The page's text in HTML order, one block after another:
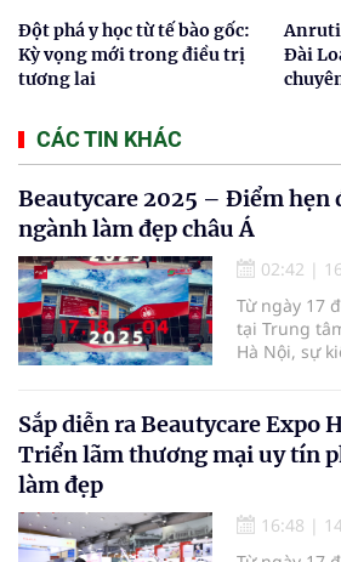
Đột phá y học từ tế bào gốc:
Kỳ vọng mới trong điều trị
tương lai
Anruti
Đài
CÁC TIN KHÁC
Beautycare 2025 – Điểm hẹn
ngành làm đẹp châu Á
02:42 |
Từ ngày 17
tại Trung
Hà Nội, sự
"Vẻ đẹp bền
định hình
Sắp diễn ra Beautycare Expo
Triển lãm thương mại uy tín
làm đẹp
16:48 |